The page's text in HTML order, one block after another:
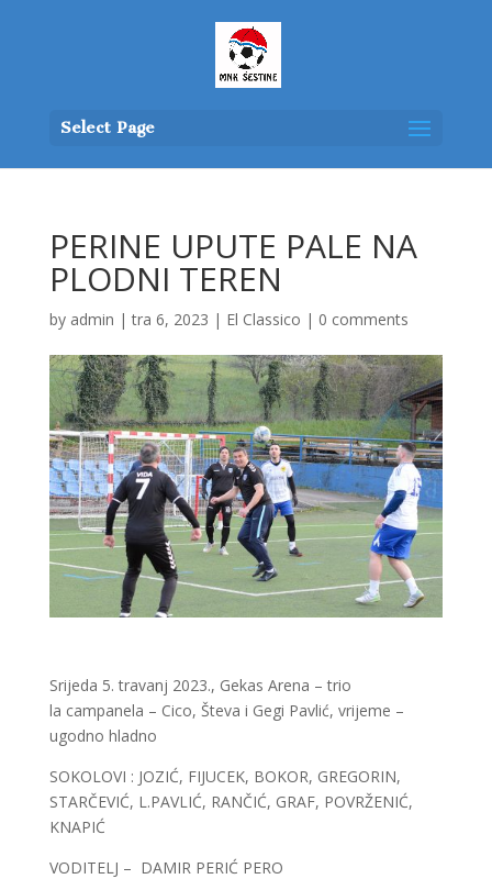
Select Page
PERINE UPUTE PALE NA
PLODNI TEREN
by admin |tra 6, 2023 | El Classico | 0 comments
Srijeda 5. travanj 2023., Gekas Arena – trio
la campanela – Cico, Števa i Gegi Pavlić, vrijeme –
ugodno hladno
SOKOLOVI : JOZIĆ, FIJUCEK, BOKOR, GREGORIN,
STARČEVIĆ, L.PAVLIĆ, RANČIĆ, GRAF, POVRŽENIĆ,
KNAPIĆ
VODITELJ – DAMIR PERIĆ PERO